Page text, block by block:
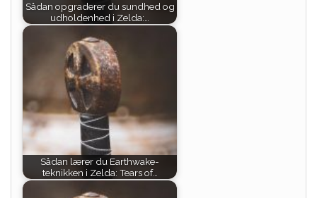
Sådan opgraderer du sundhed og
udholdenhed i Zelda:…
Sådan lærer du Earthwake-
teknikken i Zelda: Tears of…